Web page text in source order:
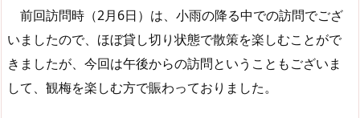
前回訪問時（2月6日）は、小雨の降る中での訪問でござ
いましたので、ほぼ貸し切り状態で散策を楽しむことがで
きましたが、今回は午後からの訪問ということもございま
して、観梅を楽しむ方で賑わっておりました。